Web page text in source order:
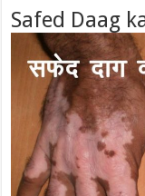
Safed Daag